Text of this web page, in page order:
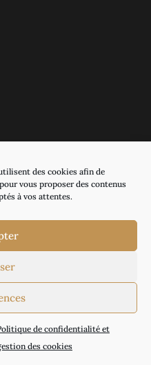
des cookies afin de
vous proposer des contenus
à vos attentes.
de confidentialité et
des cookies
légales |
pour la santé. À
modération .